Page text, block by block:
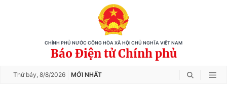
CHÍNH PHỦ NƯỚC CỘNG HÒA XÃ HỘI CHỦ NGHĨA VIỆT NAM
Báo Điện tử Chính phủ
Thứ bảy, 8/8/2026 MỚI NHẤT